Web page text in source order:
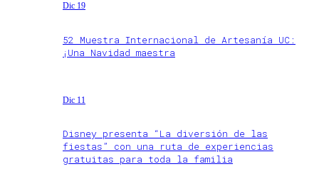
Dic 19
52 Muestra Internacional de Artesanía UC:
¡Una Navidad maestra
Dic 11
Disney presenta “La diversión de las
fiestas” con una ruta de experiencias
gratuitas para toda la familia